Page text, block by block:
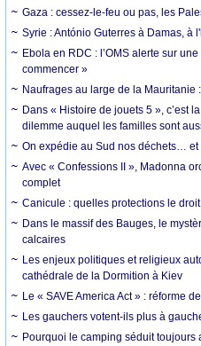
Gaza : cessez-le-feu ou pas, les
Syrie : António Guterres à Damas, à
Ebola en RDC : l’OMS alerte sur
commencer »
Naufrages au large de la Mauritanie
Dans « Histoire de jouets 5 », c’est
dilemme auquel les familles sont
On expédie au Sud nos déchets…
Avec « Confessions II », Madonna
complet
Canicule : quelles protections le
Dans le massif des Bauges, le
calcaires
Les enjeux politiques et religieux
cathédrale de la Dormition à Kiev
Le « SAVE America Act » : réforme
Les gauchers votent-ils plus à
Pourquoi le camping séduit